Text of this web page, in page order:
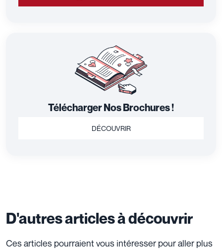
Télécharger Nos Brochures !
DÉCOUVRIR
D'autres articles à découvrir
Ces articles pourraient vous intéresser pour aller plus